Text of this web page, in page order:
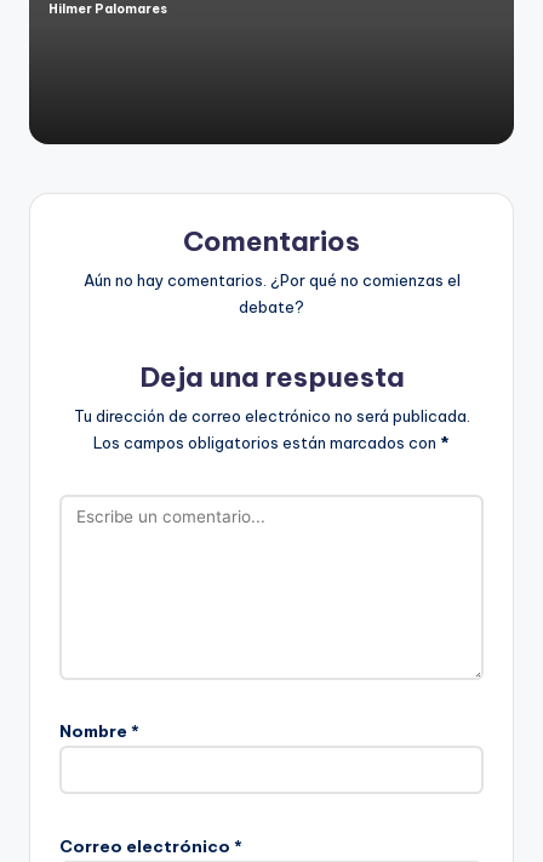
Publicado
Hilmer Palomares
Comentarios
Aún no hay comentarios. ¿Por qué no comienzas el
debate?
Deja una respuesta
Tu dirección de correo electrónico no será publicada.
Los campos obligatorios están marcados con *
Nombre *
Correo electrónico *